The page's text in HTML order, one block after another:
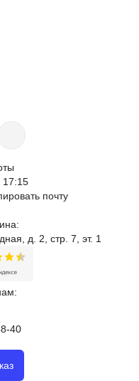
17:15
почту
д. 2, стр. 7, эт. 1
40